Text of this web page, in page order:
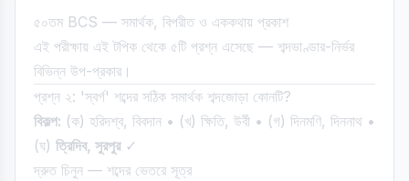
৫০তম BCS — সমার্থক, বিপরীত ও এককথায় প্রকাশ
এই পরীক্ষায় এই টপিক থেকে ৫টি প্রশ্ন এসেছে — শব্দভাণ্ডার-নির্ভর
বিভিন্ন উপ-প্রকার।
প্রশ্ন ২: 'স্বর্গ' শব্দের সঠিক সমার্থক শব্দজোড়া কোনটি?
বিকল্প: (ক) হরিদশ্ব, বিবদান • (খ) ক্ষিতি, উর্বী • (গ) দিনমণি, দিননাথ •
(ঘ) ত্রিদিব, সুরপুর✓
দ্রুত চিনুন — শব্দের ভেতরে সূত্র